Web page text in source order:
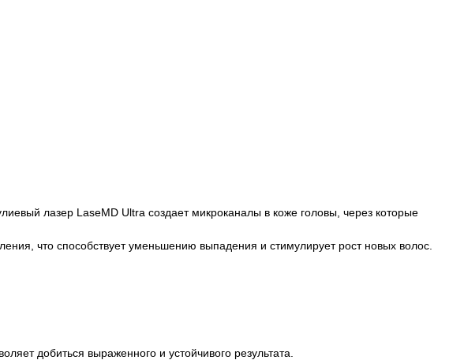
лазер LaseMD Ultra создает микроканалы в коже головы, через которые
что способствует уменьшению выпадения и стимулирует рост новых волос.
добиться выраженного и устойчивого результата.